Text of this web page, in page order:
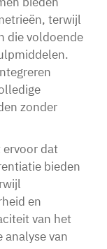
terwijl
die voldoende
zonder
ervoor dat
bieden
en
van het
analyse van